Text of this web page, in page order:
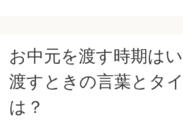
お中元を渡す時期は
渡すときの言葉とタ
は？